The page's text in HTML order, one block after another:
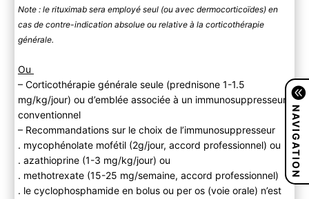
Note : le rituximab sera employé seul (ou avec dermocorticoïdes) en
cas de contre-indication absolue ou relative à la corticothérapie
générale.
Ou
– Corticothérapie générale seule (prednisone 1-1.5
mg/kg/jour) ou d’emblée associée à un immunosuppresseur
conventionnel
– Recommandations sur le choix de l’immunosuppresseur
. mycophénolate mofétil (2g/jour, accord professionnel) ou
. azathioprine (1-3 mg/kg/jour) ou
. methotrexate (15-25 mg/semaine, accord professionnel)
. le cyclophosphamide en bolus ou per os (voie orale) n’est
NAVIGATION